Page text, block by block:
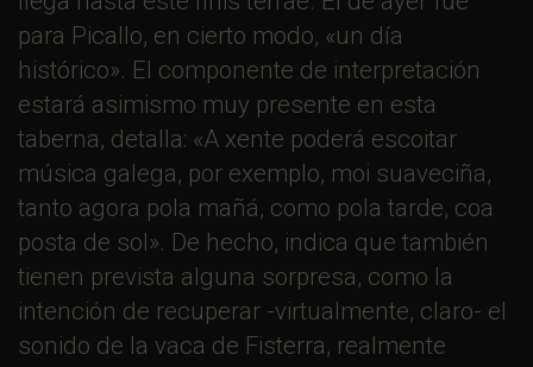
para Picallo, en cierto modo, «un día
histórico». El componente de interpretación
estará asimismo muy presente en esta
taberna, detalla: «A xente poderá escoitar
música galega, por exemplo, moi suaveciña,
tanto agora pola mañá, como pola tarde, coa
posta de sol». De hecho, indica que también
tienen prevista alguna sorpresa, como la
intención de recuperar -virtualmente, claro- el
sonido de la vaca de Fisterra, realmente